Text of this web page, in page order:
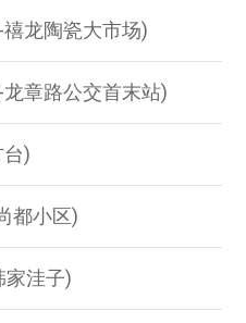
龙陶瓷大市场)
章路公交首末站)
)
都小区)
家洼子)